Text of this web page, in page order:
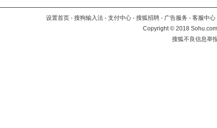
设置首页 - 搜狗输入法 - 支付中心 - 搜狐招聘 - 广告服务 - 客服中心
Copyright©2018
搜狐不良信息举